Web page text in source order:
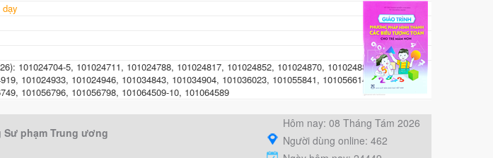
dạy
101024704-5, 101024711, 101024788, 101024817, 101024852, 101024870, 101024880, 101024891,
101024933, 101024946, 101034843, 101034904, 101036023, 101055841, 101056614, 101056652,
101056796, 101056798, 101064509-10, 101064589
phạm Trung ương
Hôm nay: 08 Tháng Tám 2026
Người dùng online: 462